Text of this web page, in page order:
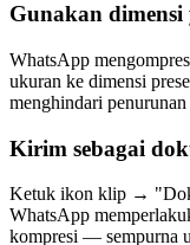
Gunakan dimensi
WhatsApp
ukuran ke dimensi
menghindari
Kirim sebagai
Ketuk ikon klip →
WhatsApp
kompresi — sempurna